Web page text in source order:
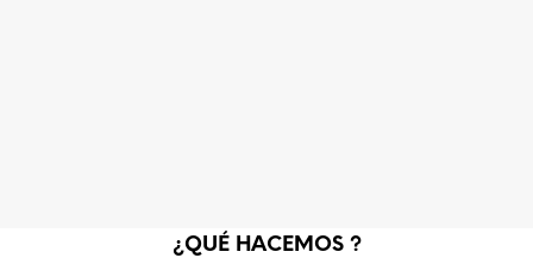
¿QUÉ HACEMOS ?